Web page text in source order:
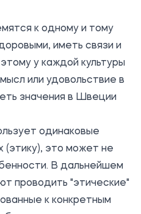
к одному и тому
иметь связи и
у каждой культуры
или удовольствие в
значения в Швеции
одинаковые
(этику), это может не
В дальнейшем
проводить "этические"
к конкретным